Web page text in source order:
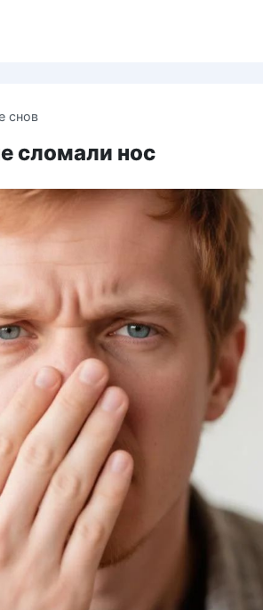
снов
сломали нос